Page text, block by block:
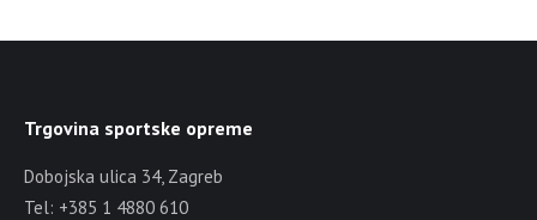
Trgovina sportske opreme
Dobojska ulica 34, Zagreb
Tel: +385 1 4880 610